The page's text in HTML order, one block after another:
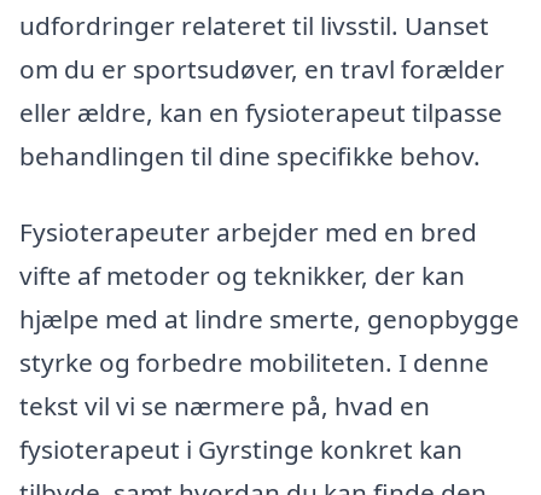
udfordringer relateret til livsstil. Uanset
om du er sportsudøver, en travl forælder
eller ældre, kan en fysioterapeut tilpasse
behandlingen til dine specifikke behov.
Fysioterapeuter arbejder med en bred
vifte af metoder og teknikker, der kan
hjælpe med at lindre smerte, genopbygge
styrke og forbedre mobiliteten. I denne
tekst vil vi se nærmere på, hvad en
fysioterapeut i Gyrstinge konkret kan